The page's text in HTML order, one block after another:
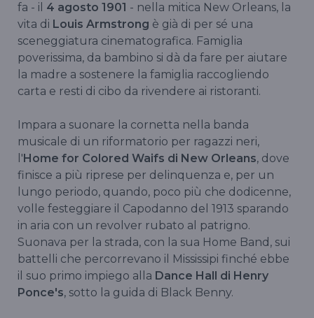
fa - il 4 agosto 1901 - nella mitica New Orleans, la
vita di Louis Armstrong è già di per sé una
sceneggiatura cinematografica. Famiglia
poverissima, da bambino si dà da fare per aiutare
la madre a sostenere la famiglia raccogliendo
carta e resti di cibo da rivendere ai ristoranti.
Impara a suonare la cornetta nella banda
musicale di un riformatorio per ragazzi neri,
l'Home for Colored Waifs di New Orleans, dove
finisce a più riprese per delinquenza e, per un
lungo periodo, quando, poco più che dodicenne,
volle festeggiare il Capodanno del 1913 sparando
in aria con un revolver rubato al patrigno.
Suonava per la strada, con la sua Home Band, sui
battelli che percorrevano il Mississipi finché ebbe
il suo primo impiego alla Dance Hall di Henry
Ponce's, sotto la guida di Black Benny.